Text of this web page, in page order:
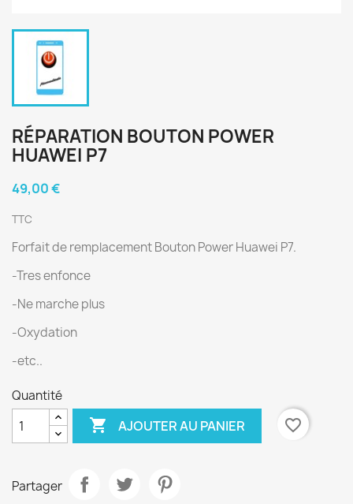
RÉPARATION BOUTON POWER
HUAWEI P7
49,00 €
TTC
Forfait de remplacement Bouton Power Huawei P7.
-Tres enfonce
-Ne marche plus
-Oxydation
-etc..
Quantité
 AJOUTER AU PANIER favorite_border
Partager